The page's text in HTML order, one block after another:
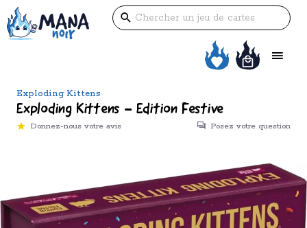
Exploding Kittens
Exploding Kittens - Edition Festive
Donnez-nous votre avis Posez votre question